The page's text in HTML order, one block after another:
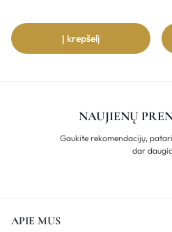
Į krepšelį
NAUJIENŲ
Gaukite rekomendacijų,
dar
APIE MUS